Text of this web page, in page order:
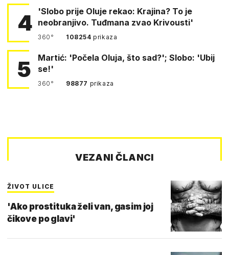
4
'Slobo prije Oluje rekao: Krajina? To je
neobranjivo. Tuđmana zvao Krivousti'
360° 108254prikaza
5
Martić: 'Počela Oluja, što sad?'; Slobo: 'Ubij
se!'
360° 98877 prikaza
VEZANI ČLANCI
ŽIVOT ULICE
'Ako prostituka želi van, gasim joj
čikove po glavi'